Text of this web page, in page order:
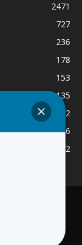
2471
727
236
178
153
135
132
126
122